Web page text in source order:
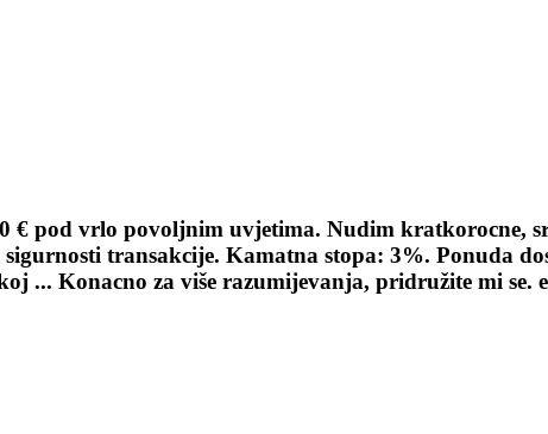
€ pod vrlo povoljnim uvjetima. Nudim kratkorocne,
transakcije. Kamatna stopa: 3%. Ponuda
... Konacno za više razumijevanja, pridružite mi se.